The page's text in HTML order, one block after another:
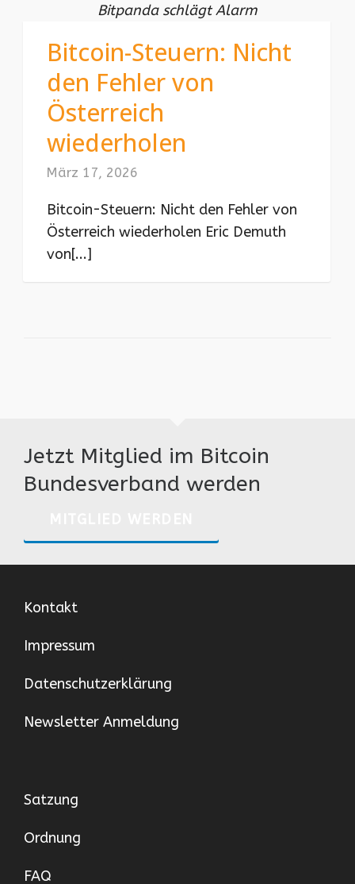
Bitpanda schlägt Alarm
Bitcoin-Steuern: Nicht
den Fehler von
Österreich
wiederholen
März 17, 2026
Bitcoin-Steuern: Nicht den Fehler von
Österreich wiederholen Eric Demuth
von[...]
Jetzt Mitglied im Bitcoin
Bundesverband werden
Kontakt
Impressum
Datenschutzerklärung
Newsletter Anmeldung
Satzung
Ordnung
FAQ